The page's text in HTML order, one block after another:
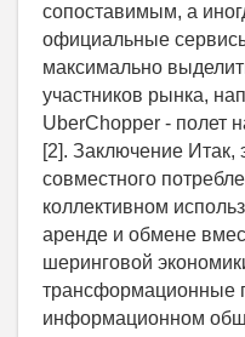
сопоставимым, а
официальные
максимально
участников рынка,
UberChopper - полет
[2]. Заключение Итак,
совместного
коллективном
аренде и обмене
шеринговой
трансформационные
информационном